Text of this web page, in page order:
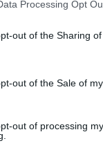
Processing Opt
out of the Sharing
out of the Sale of
out of processing